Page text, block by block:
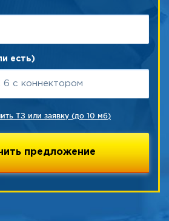
есть)
ТЗ или заявку (до 10 мб)